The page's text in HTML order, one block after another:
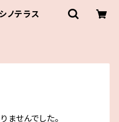
テラス
ませんでした。